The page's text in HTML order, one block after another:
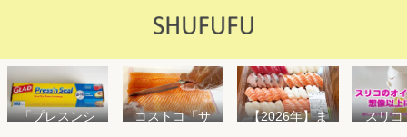
「プレスンシ
コストコ「サ
【2026年】ま
スリコ